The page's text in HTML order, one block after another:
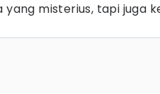
yang misterius, tapi juga